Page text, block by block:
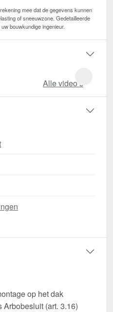
mee dat de gegevens kunnen
of sneeuwzone. Gedetailleerde
bouwkundige ingenieur.
Alle video‘s
op het dak
(art. 3.16)